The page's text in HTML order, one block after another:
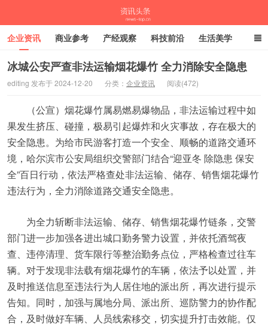
企业资讯 商业参考 产经观察 科技前沿 生活美学
时尚潮流 母婴亲子 专栏
冰城公安严查非法运输烟花爆竹 全力消除安全隐患
editing 发布于 2024-12-20 分类： 企业资讯 阅读(472)
（公宣）烟花爆竹属易燃易爆物品，非法运输过程中如
果发生挤压、碰撞，极易引起爆炸和火灾事故，存在极大的
安全隐患。为给市民游客打造一个安全、顺畅的道路交通环
境，哈尔滨市公安局组织交警部门结合“迎亚冬 除隐患 保安
全”百日行动，依法严格查处非法运输、储存、销售烟花爆竹
违法行为，全力消除道路交通安全隐患。
为全力斩断非法运输、储存、销售烟花爆竹链条，交警
部门进一步加强各进出城口勤务警力设置，并依托酒驾夜
查、违停清理、货车限行等整治勤务点位，严格检查过往车
辆。对于发现非法载有烟花爆竹的车辆，依法予以处置，并
及时推送信息至违法行为人居住地的派出所，再次进行提示
告知。同时，加强与属地分局、派出所、巡防警力的协作配
合，及时做好车辆、人员线索移交，切实提升打击效能。仅